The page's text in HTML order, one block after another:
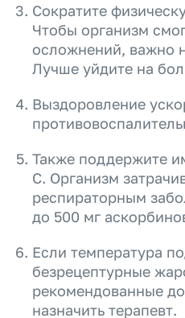
Сократите
Чтобы организм
осложнений, важно
Лучше уйдите на
Выздоровление
Также поддержите
C. Организм
респираторным
до 500 мг
Если температура
безрецептурные
рекомендованные
назначить терапевт.